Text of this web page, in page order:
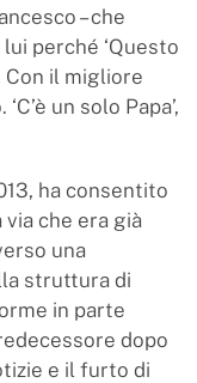
– che
perché ‘Questo
Con il migliore
un solo Papa’,
ha consentito
che era già
una
struttura di
in parte
dopo
e il furto di